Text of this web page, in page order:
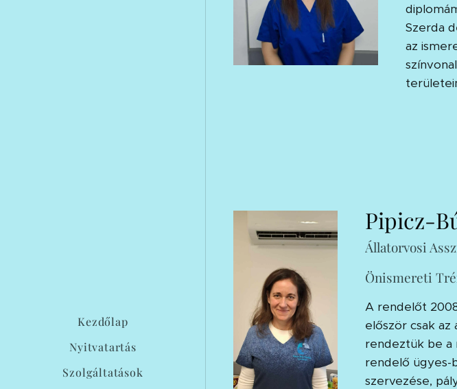
Kezdőlap
Nyitvatartás
Szolgáltatások
Szerda
az
Pipicz-
Állatorvosi
Önismereti
A rendelőt
először csak
rendeztük be a
rendelő ügyes-
szervezése,